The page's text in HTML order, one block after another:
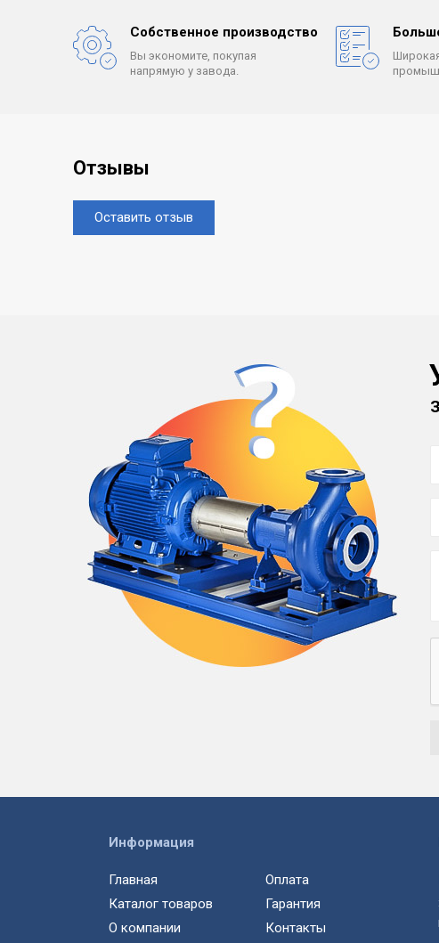
Собственное производство
Вы экономите, покупая
напрямую у завода.
Отзывы
Оставить отзыв
Информация
Главная
Каталог товаров
О компании
Оплата
Гарантия
Контакты